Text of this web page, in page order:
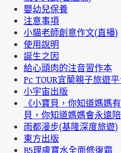
嬰幼兒保養
注意事項
小貓老師創意作文(直播)
使用說明
誕生之因
給心頭肉的注音習作本
Pc TOUR宜蘭親子旅遊
小宇宙出版
《小寶貝，你知道媽媽
貝，你知道媽媽會永遠陪
雨都漫步(基隆深度旅遊)
東方出版
B5理膚寶水全面修復霜